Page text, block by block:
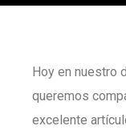
Hoy en nuestro
queremos
excelente